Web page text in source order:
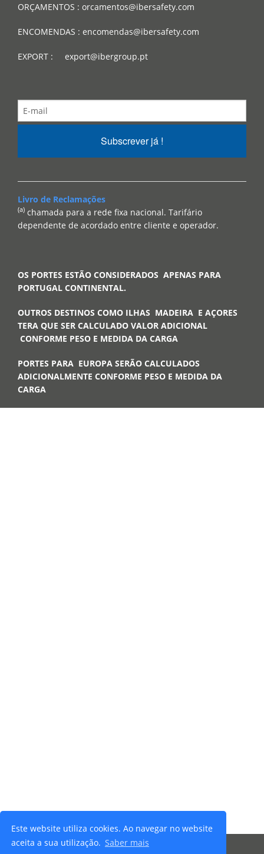
Este website utiliza cookies. Ao navegar no website
aceita a sua utilização. Saber mais
ORÇAMENTOS : orcamentos@ibersafety.com
ENCOMENDAS : encomendas@ibersafety.com
EXPORT : export@ibergroup.pt
Subscrever já !
Livro de Reclamações
(a) chamada para a rede fixa nacional. Tarifário
dependente de acordado entre cliente e operador.
OS PORTES ESTÃO CONSIDERADOS APENAS PARA
PORTUGAL CONTINENTAL.
OUTROS DESTINOS COMO ILHAS MADEIRA E AÇORES
TERA QUE SER CALCULADO VALOR ADICIONAL
CONFORME PESO E MEDIDA DA CARGA
PORTES PARA EUROPA SERÃO CALCULADOS
ADICIONALMENTE CONFORME PESO E MEDIDA DA
CARGA